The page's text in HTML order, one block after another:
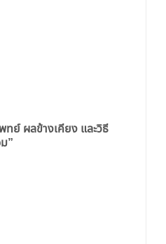
ทย์ ผลข้างเคียง และวิธี
”